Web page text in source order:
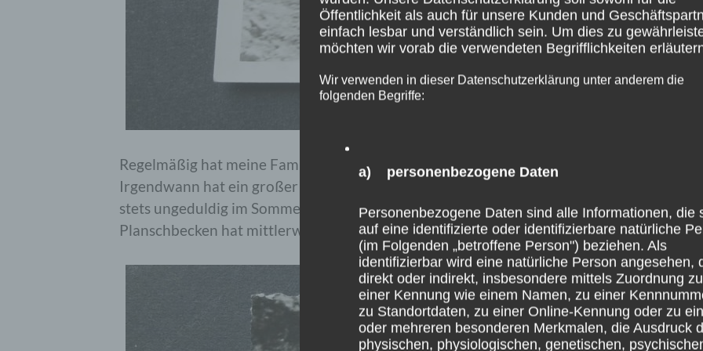
Regelmäßig hat meine Familie den Garten besucht und gepflegt. Es wurde ein
Irgendwann hat ein großer Stahlwandpool die Erdbeeren verdrängt, zu meinem
stets ungeduldig im Sommer gewartet habe, bis er endlich mit Brunnenwasser gefüllt
Planschbecken hat mittlerweile seinen Geist aufgegeben, das geebnete Rondell dient
Öffentlichkeit als auch für unsere Kunden und
einfach lesbar und verständlich sein. Um dies zu
möchten wir vorab die verwendeten Begrifflichkeiten
Wir verwenden in dieser Datenschutzerklärung unter anderem die
folgenden Begriffe:
a) personenbezogene Daten
Personenbezogene Daten sind alle Informationen, die
auf eine identifizierte oder identifizierbare natürliche
(im Folgenden „betroffene Person") beziehen. Als
identifizierbar wird eine natürliche Person angesehen,
direkt oder indirekt, insbesondere mittels Zuordnung zu
einer Kennung wie einem Namen, zu einer
zu Standortdaten, zu einer Online-Kennung oder zu
oder mehreren besonderen Merkmalen, die Ausdruck
physischen, physiologischen, genetischen,